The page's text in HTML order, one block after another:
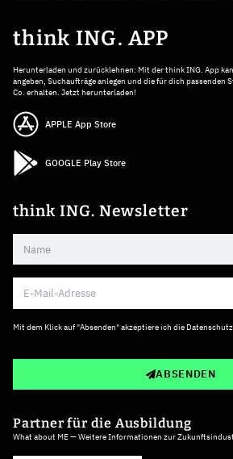
think ING. APP
Herunterladen und zurücklehnen: Mit der think ING. App
angeben, Suchaufträge anlegen und die für dich passenden
Co. erhalten. Jetzt herunterladen!
APPLE App Store
GOOGLE Play Store
think ING. Newsletter
Mit dem Klick auf "Absenden" akzeptiere ich die
ABSENDEN
Partner für die Ausbildung
What about ME — Weitere Informationen zur